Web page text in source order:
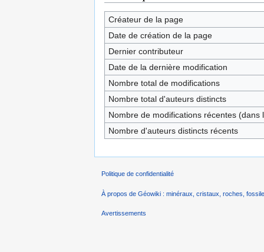
Créateur de la page
Date de création de la page
Dernier contributeur
Date de la dernière modification
Nombre total de modifications
Nombre total d'auteurs distincts
Nombre de modifications récentes (dans
Nombre d'auteurs distincts récents
Politique de confidentialité
À propos de Géowiki : minéraux, cristaux, roches,
Avertissements